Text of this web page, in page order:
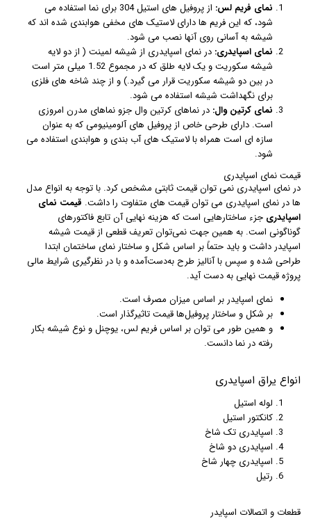
نمای فریم لس:
از پروفیل های استیل 304 برای نما استفاده می
شود، که این فریم ها دارای لاستیک های مخفی هوابندی شده اند که
شیشه به آسانی روی آنها نصب می شود.
نمای اسپایدری: در نمای اسپایدری از شیشه لمینت ( از دو لایه
شیشه سکوریت و یک لایه طلق که در مجموع 1.52 میلی متر است
در بین دو شیشه سکوریت قرار می گیرد.) و از چند شاخه های فلزی
برای نگهداشت شیشه استفاده می شود.
نمای کرتین وال: در نماهای کرتین وال جزو نماهای مدرن امروزی
است. دارای طرحی خاص از پروفیل های آلومینیومی که به عنوان
سازه ای است همراه با لاستیک های آب بندی و هوابندی استفاده می
شود.
قیمت نمای اسپایدری
در نمای اسپایدری نمی توان قیمت ثابتی مشخص کرد. با توجه به انواع مدل
ها در نمای اسپایدری می توان قیمت های متفاوت را داشت. قیمت نمای
اسپایدری جزء ساختارهایی است که هزینه نهایی آن تابع فاکتورهای
گوناگونی است. به همین جهت نمی‌توان تعریف قطعی از قیمت شیشه
اسپایدر داشت و باید حتماً بر اساس شکل و ساختار نمای ساختمان ابتدا
طراحی‌ شده و سپس با آنالیز طرح به‌دست‌آمده و با در نظرگیری شرایط مالی
پروژه قیمت نهایی به دست آید.
نمای اسپایدر بر اساس میزان مصرف است.
بر شکل و ساختار پروفیل‌ها قیمت تاثیرگذار است.
و همین طور می توان بر اساس فریم لس، یوچنل و نوع شیشه بکار
رفته در نما دانست.
انواع یراق اسپایدری
لوله استیل
کانکتور استیل
اسپایدری تک شاخ
اسپایدری دو شاخ
اسپایدری چهار شاخ
رتیل
قطعات و اتصالات اسپایدر